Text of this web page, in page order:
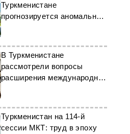
Туркменистане
прогнозируется аномальная
жара
В Туркменистане
рассмотрели вопросы
расширения международной
Туркменистан на 114-й
сессии МКТ: труд в эпоху